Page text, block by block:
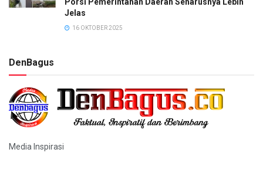
Jelas
16 OKTOBER 2025
DenBagus
Media Inspirasi